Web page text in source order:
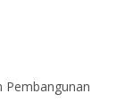
Pembangunan